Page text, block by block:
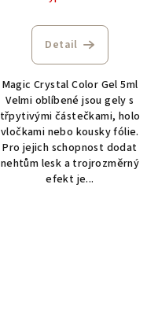
Detail
Magic Crystal Color Gel 5ml
Velmi oblíbené jsou gely s
třpytivými částečkami, holo
vločkami nebo kousky fólie.
Pro jejich schopnost dodat
nehtům lesk a trojrozměrný
efekt je...